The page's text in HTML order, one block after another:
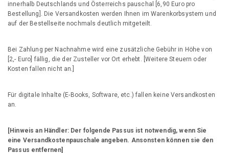
innerhalb Deutschlands und Österreichs pauschal [6,90 Euro pro
Bestellung]. Die Versandkosten werden Ihnen im Warenkorbsystem und
auf der Bestellseite nochmals deutlich mitgeteilt.
Bei Zahlung per Nachnahme wird eine zusätzliche Gebühr in Höhe von
[2,- Euro] fällig, die der Zusteller vor Ort erhebt. [Weitere Steuern oder
Kosten fallen nicht an.]
Für digitale Inhalte (E-Books, Software, etc.) fallen keine Versandkosten
an.
[Hinweis an Händler: Der folgende Passus ist notwendig, wenn Sie
eine Versandkostenpauschale angeben. Ansonsten können sie den
Passus entfernen]